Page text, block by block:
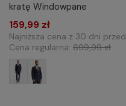
kratę Windowpane
159,99 zł
Najniższa cena z 30 dni
Cena regularna: 699,99 zł